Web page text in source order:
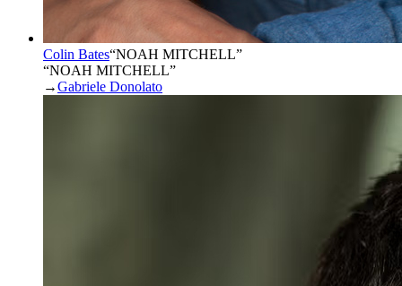
Colin Bates“NOAH MITCHELL”
“NOAH MITCHELL”
→Gabriele Donolato